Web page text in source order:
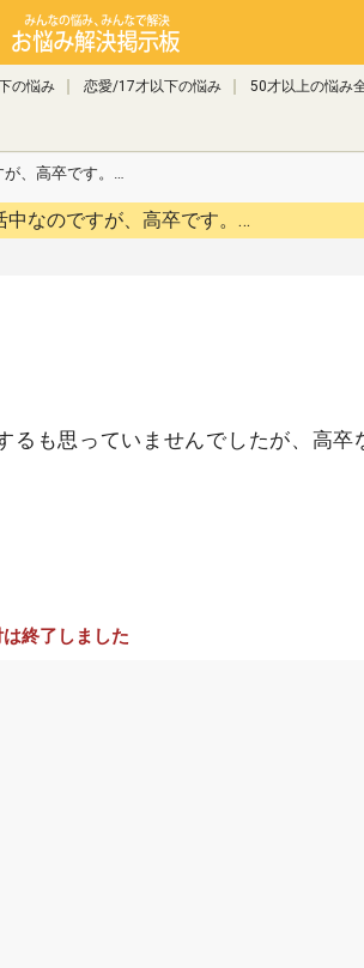
の悩み 恋愛/17才以下の悩み 50才以上の悩み
が、高卒です。…
は今相談所で婚活中なのですが、高卒です。…
るも思っていませんでしたが、高卒
終了しました